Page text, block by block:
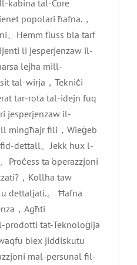
kabina tal-Core
popolari ħafna.，
、Hemm fluss bla tarf
li jesperjenzaw il-
lejha mill-
tal-wirja，Tekniċi
tar-rota tal-idejn fuq
jesperjenzaw il-
mingħajr fili，Wieġeb
dettall。Jekk hux l-
Proċess ta 'operazzjoni
，Kollha taw
dettaljati.。 Ħafna
，Agħti
tat-Teknoloġija
biex jiddiskutu
mal-persunal fil-